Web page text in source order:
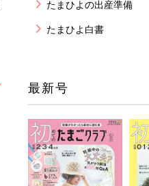
たまひよの出産準備
たまひよ白書
最新号